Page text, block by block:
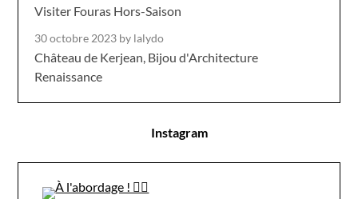
Visiter Fouras Hors-Saison
30 octobre 2023 by lalydo
Château de Kerjean, Bijou d'Architecture
Renaissance
Instagram